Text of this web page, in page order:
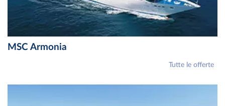
MSC Armonia
Tutte le offerte